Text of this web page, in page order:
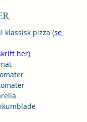
klassisk pizza (se
her)